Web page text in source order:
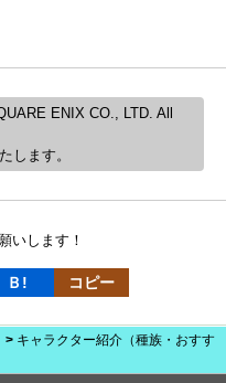
ENIX CO., LTD. All
します。
いします！
Ｂ! コピー
キャラクター紹介（種族・おすす